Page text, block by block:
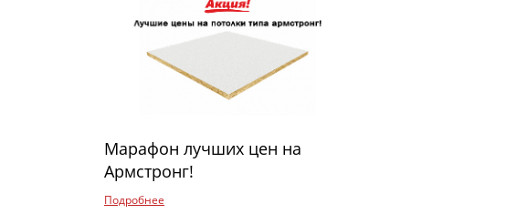
Марафон лучших цен на
Армстронг!
Подробнее